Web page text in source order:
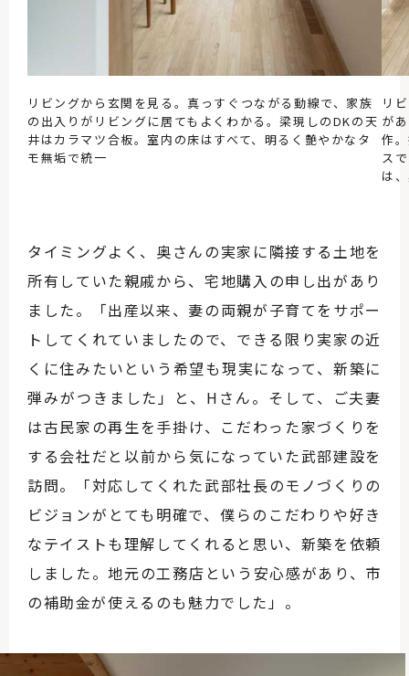
リビングから玄関を見る。真っすぐつながる動線で、家族
の出入りがリビングに居てもよくわかる。梁現しのDKの天
井はカラマツ合板。室内の床はすべて、明るく艶やかなタ
モ無垢で統一
リ
が
作
ス
は
タイミングよく、奥さんの実家に隣接する土地を
所有していた親戚から、宅地購入の申し出があり
ました。「出産以来、妻の両親が子育てをサポー
トしてくれていましたので、できる限り実家の近
くに住みたいという希望も現実になって、新築に
弾みがつきました」と、Hさん。そして、ご夫妻
は古民家の再生を手掛け、こだわった家づくりを
する会社だと以前から気になっていた武部建設を
訪問。「対応してくれた武部社長のモノづくりの
ビジョンがとても明確で、僕らのこだわりや好き
なテイストも理解してくれると思い、新築を依頼
しました。地元の工務店という安心感があり、市
の補助金が使えるのも魅力でした」。